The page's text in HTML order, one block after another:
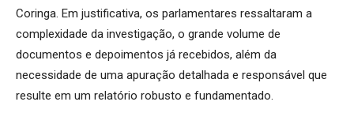
Coringa. Em justificativa, os parlamentares ressaltaram a
complexidade da investigação, o grande volume de
documentos e depoimentos já recebidos, além da
necessidade de uma apuração detalhada e responsável que
resulte em um relatório robusto e fundamentado.